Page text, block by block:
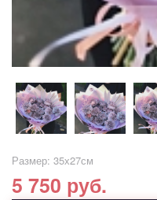
Размер: 35х27см
5 750 руб.